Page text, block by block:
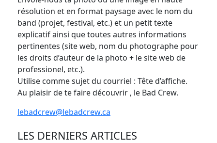
résolution et en format paysage avec le nom du
band (projet, festival, etc.) et un petit texte
explicatif ainsi que toutes autres informations
pertinentes (site web, nom du photographe pour
les droits d’auteur de la photo + le site web de
professionel, etc.).
Utilise comme sujet du courriel : Tête d’affiche.
Au plaisir de te faire découvrir , le Bad Crew.
lebadcrew@lebadcrew.ca
LES DERNIERS ARTICLES